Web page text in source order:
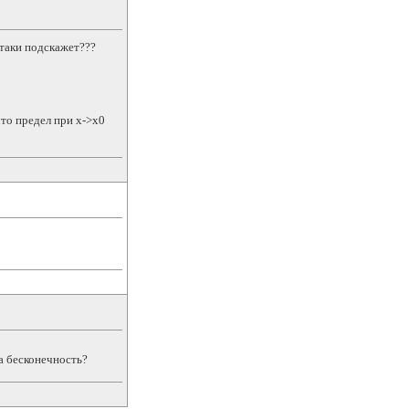
подскажет???
предел при x->x0
бесконечность?